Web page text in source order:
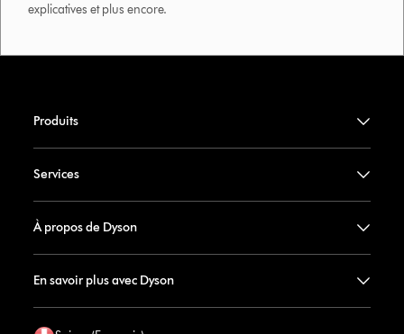
explicatives et plus encore.
Produits
Services
À propos de Dyson
En savoir plus avec Dyson